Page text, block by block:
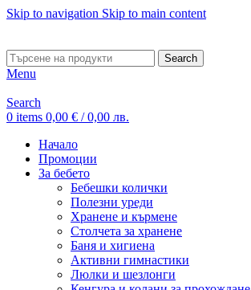
Skip to navigation Skip to main content
Search
Menu
Search
0 items 0,00 € / 0,00 лв.
Начало
Промоции
За бебето
Бебешки колички
Полезни уреди
Хранене и кърмене
Столчета за хранене
Баня и хигиена
Активни гимнастики
Люлки и шезлонги